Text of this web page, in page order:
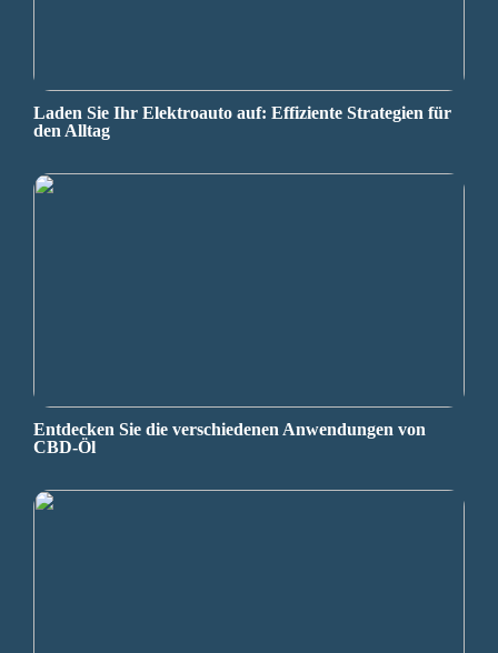
Laden Sie Ihr Elektroauto auf: Effiziente Strategien für
den Alltag
Entdecken Sie die verschiedenen Anwendungen von
CBD-Öl